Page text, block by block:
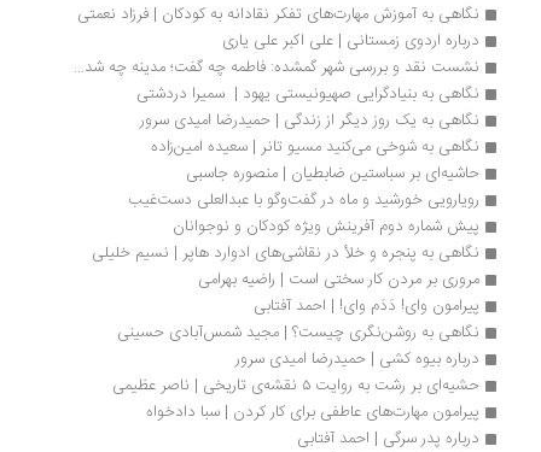
نگاهی به آموزش مهارت‌های تفکر نقادانه به کودکان | فرزاد نعمتی
درباره اردوی زمستانی | علی اکبر علی یاری
نشست نقد و بررسی شهر گمشده: فاطمه چه گفت؛ مدینه چه شد...
نگاهی به بنیادگرایی صهیونیستی یهود |  سمیرا دردشتی
نگاهی به یک روز دیگر از زندگی | حمیدرضا امیدی سرور
نگاهی به شوخی می‌کنید مسیو تانر | سعیده امین‌زاده
حاشیه‌ای بر سباستین ضابطیان | منصوره جاسبی
رویارویی خورشید و ماه در گفت‌وگو با عبدالعلی دست‌غیب
پیش شماره دوم آفرینش ویژه کودکان و نوجوانان
نگاهی به پنجره و خلأ در نقاشی‌های ادوارد هاپر | نسیم خلیلی
مروری بر مردن کار سختی است | راضیه بهرامی
پیرامون وای! دَدَم وای! | احمد آفتابی
نگاهی به روشن‌نگری چیست؟ | مجید شمس‌آبادی حسینی
درباره بیوه کشی | حمیدرضا امیدی سرور
حشیه‌ای بر رشت به روایت ۵ نقشه‌ی تاریخی | ناصر عظیمی
پیرامون مهارت‌های عاطفی برای کار کردن | سبا دادخواه
درباره پدر سرگی | احمد آفتابی